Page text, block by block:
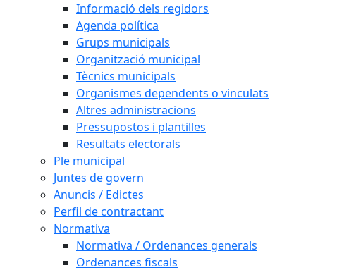
Informació dels regidors
Agenda política
Grups municipals
Organització municipal
Tècnics municipals
Organismes dependents o vinculats
Altres administracions
Pressupostos i plantilles
Resultats electorals
Ple municipal
Juntes de govern
Anuncis / Edictes
Perfil de contractant
Normativa
Normativa / Ordenances generals
Ordenances fiscals